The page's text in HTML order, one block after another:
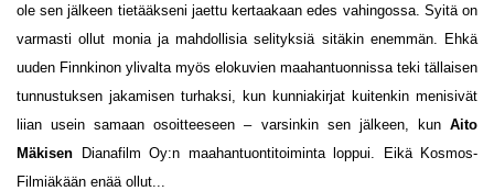
ole sen jälkeen tietääkseni jaettu kertaakaan edes vahingossa. Syitä on
varmasti ollut monia ja mahdollisia selityksiä sitäkin enemmän. Ehkä
uuden Finnkinon ylivalta myös elokuvien maahantuonnissa teki tällaisen
tunnustuksen jakamisen turhaksi, kun kunniakirjat kuitenkin menisivät
liian usein samaan osoitteeseen – varsinkin sen jälkeen, kun Aito
Mäkisen Dianafilm Oy:n maahantuontitoiminta loppui. Eikä Kosmos-
Filmiäkään enää ollut...